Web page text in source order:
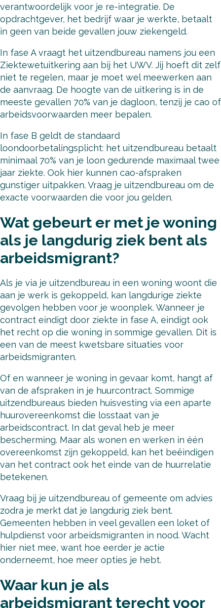
verantwoordelijk voor je re-integratie. De
opdrachtgever, het bedrijf waar je werkte, betaalt
in geen van beide gevallen jouw ziekengeld.
In fase A vraagt het uitzendbureau namens jou een
Ziektewetuitkering aan bij het UWV. Jij hoeft dit zelf
niet te regelen, maar je moet wel meewerken aan
de aanvraag. De hoogte van de uitkering is in de
meeste gevallen 70% van je dagloon, tenzij je cao of
arbeidsvoorwaarden meer bepalen.
In fase B geldt de standaard
loondoorbetalingsplicht: het uitzendbureau betaalt
minimaal 70% van je loon gedurende maximaal twee
jaar ziekte. Ook hier kunnen cao-afspraken
gunstiger uitpakken. Vraag je uitzendbureau om de
exacte voorwaarden die voor jou gelden.
Wat gebeurt er met je woning
als je langdurig ziek bent als
arbeidsmigrant?
Als je via je uitzendbureau in een woning woont die
aan je werk is gekoppeld, kan langdurige ziekte
gevolgen hebben voor je woonplek. Wanneer je
contract eindigt door ziekte in fase A, eindigt ook
het recht op die woning in sommige gevallen. Dit is
een van de meest kwetsbare situaties voor
arbeidsmigranten.
Of en wanneer je woning in gevaar komt, hangt af
van de afspraken in je huurcontract. Sommige
uitzendbureaus bieden huisvesting via een aparte
huurovereenkomst die losstaat van je
arbeidscontract. In dat geval heb je meer
bescherming. Maar als wonen en werken in één
overeenkomst zijn gekoppeld, kan het beëindigen
van het contract ook het einde van de huurrelatie
betekenen.
Vraag bij je uitzendbureau of gemeente om advies
zodra je merkt dat je langdurig ziek bent.
Gemeenten hebben in veel gevallen een loket of
hulpdienst voor arbeidsmigranten in nood. Wacht
hier niet mee, want hoe eerder je actie
onderneemt, hoe meer opties je hebt.
Waar kun je als
arbeidsmigrant terecht voor